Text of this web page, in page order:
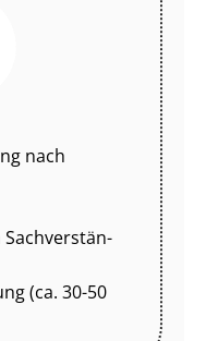
nach
Sach­ver­stän­
(ca. 30-50